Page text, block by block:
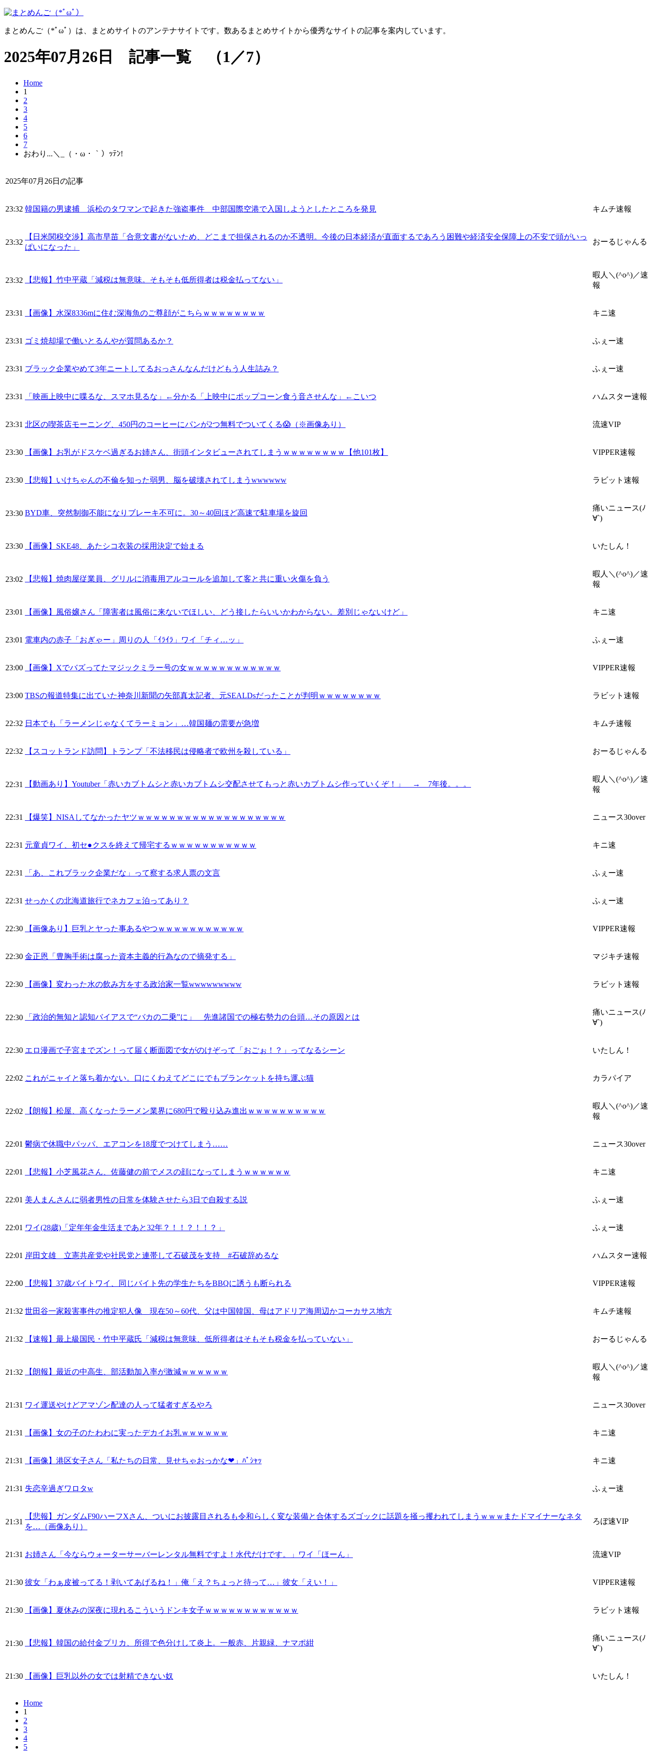
まとめんご（*ﾟωﾟ）は、まとめサイトのアンテナサイトです。数あるまとめサイトから優秀なサイトの記事を案内しています。
2025年07月26日 記事一覧 （1／7）
Home
1
2
3
4
5
6
7
おわり...＼_（・ω・｀）ｯﾃﾝ!
2025年07月26日の記事
23:32 韓国籍の男逮捕 浜松のタワマンで起きた強盗事件 中部国際空港で入国しようとしたところを発見 キムチ速報
23:32
【日米関税交渉】高市早苗「合意文書がないため、どこまで担保されるのか不透明。今後の日本経済が直面するであろう困難や経済安全保障上の不安で頭がいっ
ぱいになった」
おーるじゃんる
23:32 【悲報】竹中平蔵「減税は無意味。そもそも低所得者は税金払ってない」
暇人＼(^o^)／速
報
23:31 【画像】水深8336mに住む深海魚のご尊顔がこちらｗｗｗｗｗｗｗｗ キニ速
23:31 ゴミ焼却場で働いとるんやが質問あるか？ ふぇー速
23:31 ブラック企業やめて3年ニートしてるおっさんなんだけどもう人生詰み？ ふぇー速
23:31 「映画上映中に喋るな、スマホ見るな」←分かる「上映中にポップコーン食う音させんな」←こいつ ハムスター速報
23:31 北区の喫茶店モーニング、450円のコーヒーにパンが2つ無料でついてくる😱（※画像あり） 流速VIP
23:30 【画像】お乳がドスケベ過ぎるお姉さん、街頭インタビューされてしまうｗｗｗｗｗｗｗｗ【他101枚】 VIPPER速報
23:30 【悲報】いけちゃんの不倫を知った弱男、脳を破壊されてしまうwwwwww ラビット速報
23:30 BYD車、突然制御不能になりブレーキ不可に。30～40回ほど高速で駐車場を旋回
痛いニュース(ﾉ
∀`)
23:30 【画像】SKE48、あたシコ衣装の採用決定で始まる いたしん！
23:02 【悲報】焼肉屋従業員、グリルに消毒用アルコールを追加して客と共に重い火傷を負う
暇人＼(^o^)／速
報
23:01 【画像】風俗嬢さん「障害者は風俗に来ないでほしい、どう接したらいいかわからない。差別じゃないけど」 キニ速
23:01 電車内の赤子「おぎゃー」周りの人「ｲﾗｲﾗ」ワイ「チィ…ッ」 ふぇー速
23:00 【画像】Xでバズってたマジックミラー号の女ｗｗｗｗｗｗｗｗｗｗｗｗ VIPPER速報
23:00 TBSの報道特集に出ていた神奈川新聞の矢部真太記者、元SEALDsだったことが判明ｗｗｗｗｗｗｗｗ ラビット速報
22:32 日本でも「ラーメンじゃなくてラーミョン」…韓国麺の需要が急増 キムチ速報
22:32 【スコットランド訪問】トランプ「不法移民は侵略者で欧州を殺している」 おーるじゃんる
22:31 【動画あり】Youtuber「赤いカブトムシと赤いカブトムシ交配させてもっと赤いカブトムシ作っていくぞ！」 → 7年後。。。
暇人＼(^o^)／速
報
22:31 【爆笑】NISAしてなかったヤツｗｗｗｗｗｗｗｗｗｗｗｗｗｗｗｗｗｗｗ ニュース30over
22:31 元童貞ワイ、初セ●クスを終えて帰宅するｗｗｗｗｗｗｗｗｗｗｗ キニ速
22:31 「あ、これブラック企業だな」って察する求人票の文言 ふぇー速
22:31 せっかくの北海道旅行でネカフェ泊ってあり？ ふぇー速
22:30 【画像あり】巨乳とヤった事あるやつｗｗｗｗｗｗｗｗｗｗｗ VIPPER速報
22:30 金正恩「豊胸手術は腐った資本主義的行為なので摘発する」 マジキチ速報
22:30 【画像】変わった水の飲み方をする政治家一覧wwwwwwwww ラビット速報
22:30 「政治的無知と認知バイアスで“バカの二乗”に」 先進諸国での極右勢力の台頭…その原因とは
痛いニュース(ﾉ
∀`)
22:30 エロ漫画で子宮までズン！って届く断面図で女がのけぞって「おごぉ！？」ってなるシーン いたしん！
22:02 これがニャイと落ち着かない。口にくわえてどこにでもブランケットを持ち運ぶ猫 カラパイア
22:02 【朗報】松屋、高くなったラーメン業界に680円で殴り込み進出ｗｗｗｗｗｗｗｗｗｗ
暇人＼(^o^)／速
報
22:01 鬱病で休職中パッパ、エアコンを18度でつけてしまう…… ニュース30over
22:01 【悲報】小芝風花さん、佐藤健の前でメスの顔になってしまうｗｗｗｗｗｗ キニ速
22:01 美人まんさんに弱者男性の日常を体験させたら3日で自殺する説 ふぇー速
22:01 ワイ(28歳)「定年年金生活まであと32年？！！？！！？」 ふぇー速
22:01 岸田文雄 立憲共産党や社民党と連帯して石破茂を支持 #石破辞めるな ハムスター速報
22:00 【悲報】37歳バイトワイ、同じバイト先の学生たちをBBQに誘うも断られる VIPPER速報
21:32 世田谷一家殺害事件の推定犯人像 現在50～60代、父は中国韓国、母はアドリア海周辺かコーカサス地方 キムチ速報
21:32 【速報】最上級国民・竹中平蔵氏「減税は無意味、低所得者はそもそも税金を払っていない」 おーるじゃんる
21:32 【朗報】最近の中高生、部活動加入率が激減ｗｗｗｗｗｗ
暇人＼(^o^)／速
報
21:31 ワイ運送やけどアマゾン配達の人って猛者すぎるやろ ニュース30over
21:31 【画像】女の子のたわわに実ったデカイお乳ｗｗｗｗｗｗ キニ速
21:31 【画像】港区女子さん「私たちの日常、見せちゃおっかな❤」ﾊﾟｼｬｯ キニ速
21:31 失恋辛過ぎワロタw ふぇー速
21:31
【悲報】ガンダムF90ハーフXさん、ついにお披露目されるも令和らしく変な装備と合体するズゴックに話題を掻っ攫われてしまうｗｗｗまたドマイナーなネタ
を…（画像あり）
ろぼ速VIP
21:31 お姉さん「今ならウォーターサーバーレンタル無料ですよ！水代だけです。」ワイ「ほーん」 流速VIP
21:30 彼女「わぁ皮被ってる！剥いてあげるね！」俺「え？ちょっと待って…」彼女「えい！」 VIPPER速報
21:30 【画像】夏休みの深夜に現れるこういうドンキ女子ｗｗｗｗｗｗｗｗｗｗｗｗ ラビット速報
21:30 【悲報】韓国の給付金プリカ、所得で色分けして炎上。一般赤、片親緑、ナマポ紺
痛いニュース(ﾉ
∀`)
21:30 【画像】巨乳以外の女では射精できない奴 いたしん！
Home
1
2
3
4
5